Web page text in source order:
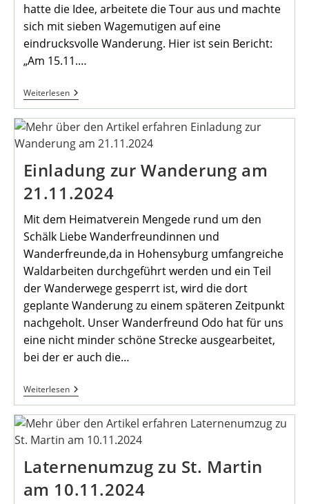
hatte die Idee, arbeitete die Tour aus und machte
sich mit sieben Wagemutigen auf eine
eindrucksvolle Wanderung. Hier ist sein Bericht:
„Am 15.11.…
WeiterlesenMondschein-
Wanderung
Der
Hohen
Mark
Einladung zur Wanderung am
21.11.2024
Mit dem Heimatverein Mengede rund um den
Schälk Liebe Wanderfreundinnen und
Wanderfreunde,da in Hohensyburg umfangreiche
Waldarbeiten durchgeführt werden und ein Teil
der Wanderwege gesperrt ist, wird die dort
geplante Wanderung zu einem späteren Zeitpunkt
nachgeholt. Unser Wanderfreund Odo hat für uns
eine nicht minder schöne Strecke ausgearbeitet,
bei der er auch die…
WeiterlesenEinladung
Zur
Am
21.11.2024
Laternenumzug zu St. Martin
am 10.11.2024